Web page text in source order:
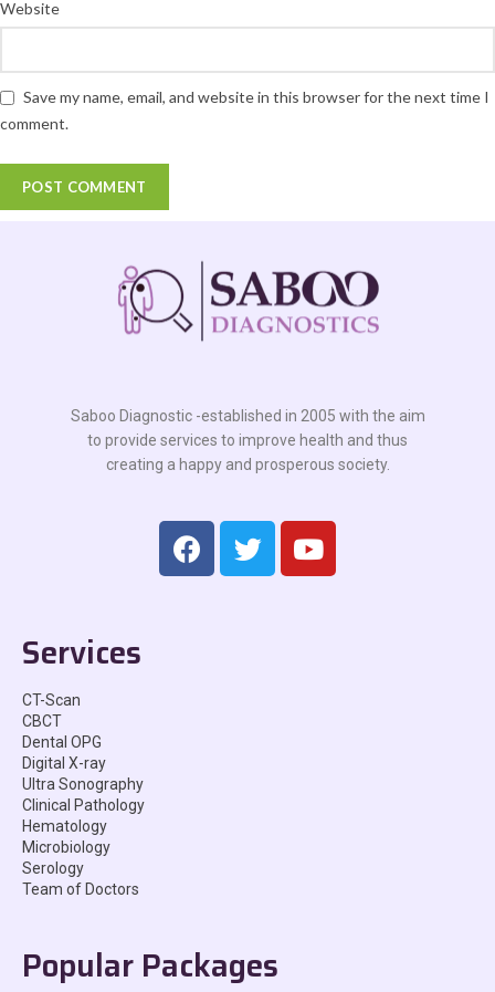
Website
Save my name, email, and website in this browser for the next time I
comment.
Saboo Diagnostic -established in 2005 with the aim
to provide services to improve health and thus
creating a happy and prosperous society.
Services
CT-Scan
CBCT
Dental OPG
Digital X-ray
Ultra Sonography
Clinical Pathology
Hematology
Microbiology
Serology
Team of Doctors
Popular Packages